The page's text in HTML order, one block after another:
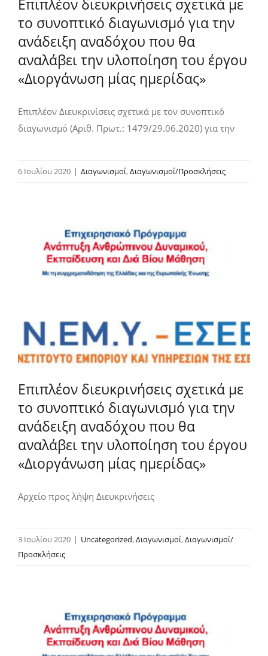
Επιπλέον διευκρινήσεις σχετικά με
το συνοπτικό διαγωνισμό για την
ανάδειξη αναδόχου που θα
αναλάβει την υλοποίηση του έργου
«Διοργάνωση μίας ημερίδας»
Επιπλέον Διευκρινίσεις σχετικά με τον συνοπτικό
διαγωνισμό (Αριθ. Πρωτ.: 1479/29.06.2020) για την
6 Ιουλίου 2020 | Διαγωνισμοί,Διαγωνισμοί/Προσκλήσεις
Επιπλέον διευκρινήσεις σχετικά με
το συνοπτικό διαγωνισμό για την
ανάδειξη αναδόχου που θα
αναλάβει την υλοποίηση του έργου
«Διοργάνωση μίας ημερίδας»
Αρχείο προς λήψη Διευκρινήσεις
3 Ιουλίου 2020 | Uncategorized,Διαγωνισμοί,Διαγωνισμοί/
Προσκλήσεις